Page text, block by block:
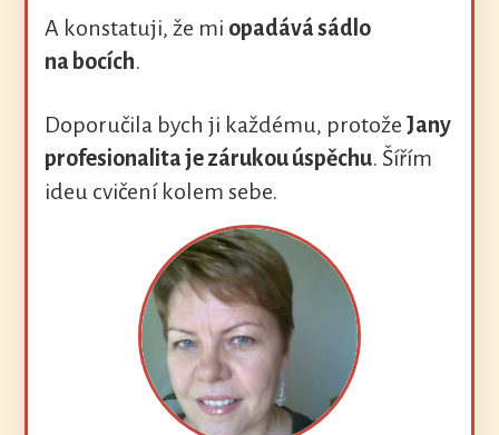
A konstatuji, že mi opadává sádlo
na bocích.
Doporučila bych ji každému, protožeJany
profesionalita je zárukou úspěchu. Šířím
ideu cvičení kolem sebe.